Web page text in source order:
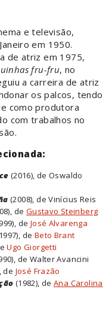
e televisão,
em 1950.
de atriz em 1975,
fru-fru, no
a carreira de atriz
os palcos, tendo
como produtora
com trabalhos no
(2016), de Oswaldo
(2008), de Vinícius Reis
de Gustavo Steinberg
de José Alvarenga
de Beto Brant
Ugo Giorgetti
de Walter Avancini
de José Frazão
(1982), deAna Carolina